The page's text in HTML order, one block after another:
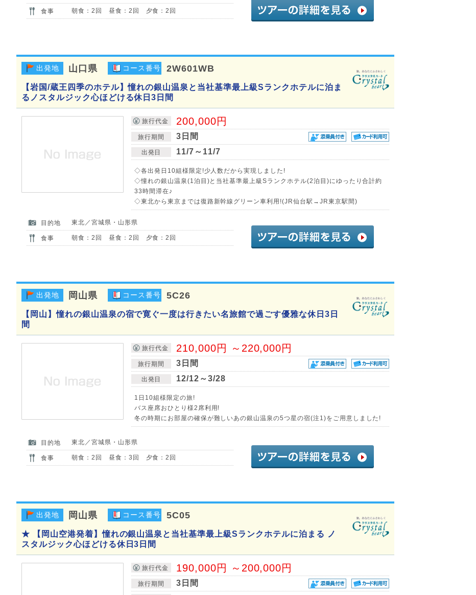
食事 朝食：2回 昼食：2回 夕食：2回
出発地 山口県 コース番号 2W601WB
【岩国/蔵王四季のホテル】憧れの銀山温泉と当社基準最上級Sランクホテルに泊ま
るノスタルジック心ほどける休日3日間
旅行代金 200,000円
旅行期間 3日間
出発日 11/7～11/7
◇各出発日10組様限定!少人数だから実現しました!
◇憧れの銀山温泉(1泊目)と当社基準最上級Sランクホテル(2泊目)にゆったり合計約
33時間滞在♪
◇東北から東京までは復路新幹線グリーン車利用!(JR仙台駅→JR東京駅間)
目的地 東北／宮城県・山形県
食事 朝食：2回 昼食：2回 夕食：2回
出発地 岡山県 コース番号 5C26
【岡山】憧れの銀山温泉の宿で寛ぐ一度は行きたい名旅館で過ごす優雅な休日3日
間
旅行代金 210,000円 ～220,000円
旅行期間 3日間
出発日 12/12～3/28
1日10組様限定の旅!
バス座席おひとり様2席利用!
冬の時期にお部屋の確保が難しいあの銀山温泉の5つ星の宿(注1)をご用意しました!
目的地 東北／宮城県・山形県
食事 朝食：2回 昼食：3回 夕食：2回
出発地 岡山県 コース番号 5C05
★ 【岡山空港発着】憧れの銀山温泉と当社基準最上級Sランクホテルに泊まる ノ
スタルジック心ほどける休日3日間
旅行代金 190,000円 ～200,000円
旅行期間
3日間